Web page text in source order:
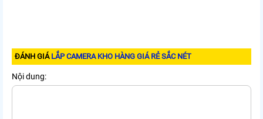
ĐÁNH GIÁ LẮP CAMERA KHO HÀNG GIÁ RẺ SẮC NÉT
Nội dung: